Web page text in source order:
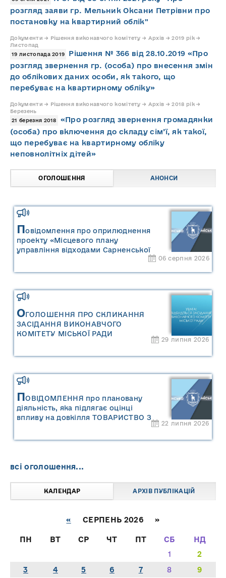
розгляд заяви гр. Мельник Оксани Петрівни про
постановку на квартирний облік"
Документи → Рішення виконавчого комітету → Архів → 2019 рік →
Листопад
19 листопада 2019
Рішення № 366 від 28.10.2019 «Про
розгляд звернення гр. (особа) про внесення змін
до облікових даних особи, як такого, що
перебуває на квартирному обліку»
Документи → Рішення виконавчого комітету → Архів → 2018 рік →
Березень
21 березня 2018
«Про розгляд звернення громадянки
(особа) про включення до складу сім’ї, як такої,
що перебуває на квартирному обліку
неповнолітніх дітей»
ОГОЛОШЕННЯ АНОНСИ
Повідомлення про оприлюднення
проекту «Місцевого плану
управління відходами Сарненської
міської територіальної громади» та
управління відходами Сарненської
міської територіальної громади»
06 серпня 2026
ОГОЛОШЕННЯ ПРО СКЛИКАННЯ
ЗАСІДАННЯ ВИКОНАВЧОГО
КОМІТЕТУ МІСЬКОЇ РАДИ
29 липня 2026
ПОВІДОМЛЕННЯ про плановану
діяльність, яка підлягає оцінці
впливу на довкілля ТОВАРИСТВО З
22 липня 2026
всі оголошення...
КАЛЕНДАР АРХІВ ПУБЛІКАЦІЙ
« СЕРПЕНЬ 2026 »
ПН ВТ СР ЧТ ПТ СБ
НД
1
2
3
4 5 6 7 8
9